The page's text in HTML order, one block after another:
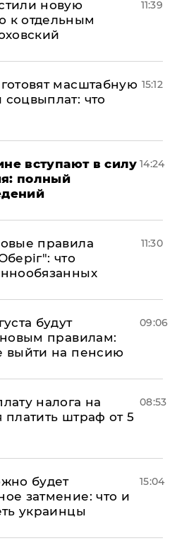
новую
к отдельным
11:39
масштабную
что
15:12
вступают в силу
полный
14:24
правила
что
11:30
будут
новым правилам:
выйти на пенсию
09:06
налога на
платить штраф от 5
08:53
будет
затмение: что и
украинцы
15:04